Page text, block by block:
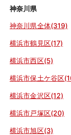
神奈川県
神奈川県全体(319)
横浜市鶴見区(17)
横浜市西区(5)
横浜市保土ケ谷区
横浜市金沢区(12)
横浜市戸塚区(20)
横浜市旭区(3)